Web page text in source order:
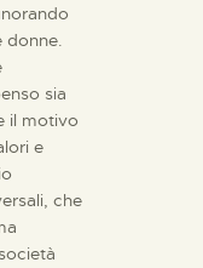
donne.
sia
il motivo
e
che